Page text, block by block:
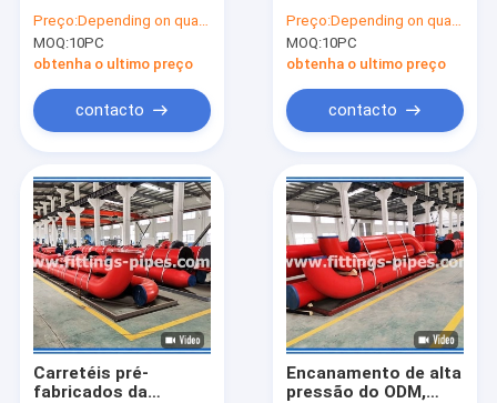
conduz a fabricação
para a construção do
poder
Preço:Depending on quantity
MOQ:10PC
obtenha o ultimo preço
contacto
de extremidade do
cotovelo 610
×41.28mm da LR do
Preço:Depending on quantity
MOQ:10PC
obtenha o ultimo preço
contacto
Carretéis pré-
fabricados da
Encanamento de alta
pressão do ODM,